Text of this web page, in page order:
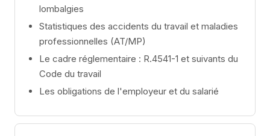
lombalgies
Statistiques des accidents du travail et maladies
professionnelles (AT/MP)
Le cadre réglementaire : R.4541-1 et suivants du
Code du travail
Les obligations de l'employeur et du salarié